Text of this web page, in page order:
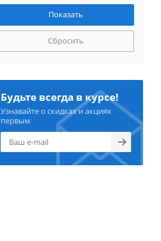
Сбросить
Будьте всегда в курсе!
Узнавайте о скидках и акциях
первым